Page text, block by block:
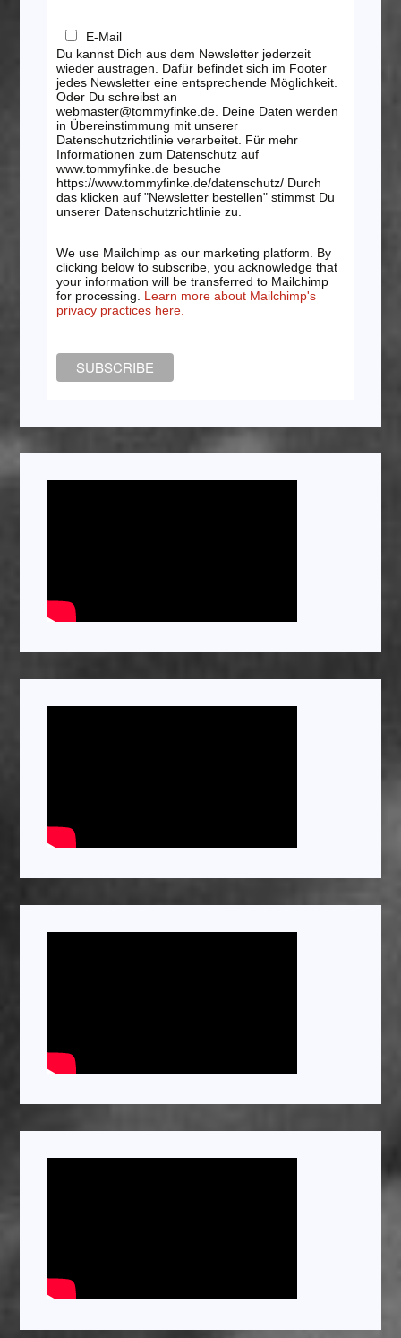
E-Mail
Du kannst Dich aus dem Newsletter jederzeit
wieder austragen. Dafür befindet sich im Footer
jedes Newsletter eine entsprechende Möglichkeit.
Oder Du schreibst an
webmaster@tommyfinke.de. Deine Daten werden
in Übereinstimmung mit unserer
Datenschutzrichtlinie verarbeitet. Für mehr
Informationen zum Datenschutz auf
www.tommyfinke.de besuche
https://www.tommyfinke.de/datenschutz/ Durch
das klicken auf "Newsletter bestellen" stimmst Du
unserer Datenschutzrichtlinie zu.
We use Mailchimp as our marketing platform. By
clicking below to subscribe, you acknowledge that
your information will be transferred to Mailchimp
for processing. Learn more about Mailchimp's
privacy practices here.